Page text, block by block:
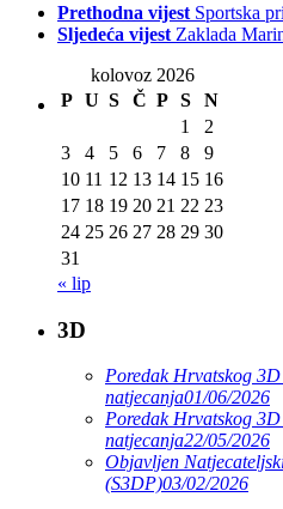
Prethodna vijest Sportska
Sljedeća vijest Zaklada
kolovoz 2026
P U S Č P S
N
1
2
3
4 5 6 7 8
9
10 11 12 13 14 15 16
17 18 19 20 21 22 23
24 25 26 27 28 29 30
31
« lip
3D
Poredak Hrvatskog
natjecanja01/06/2026
Poredak Hrvatskog
natjecanja22/05/2026
Objavljen
(S3DP)03/02/2026